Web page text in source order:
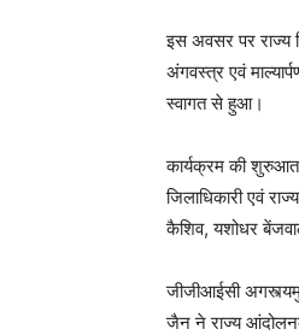
इस अवसर पर राज्य
अंगवस्त्र एवं
स्वागत से हुआ।
कार्यक्रम की शुरुआत
जिलाधिकारी एवं
कैशिव, यशोधर
जीजीआईसी
जैन ने राज्य